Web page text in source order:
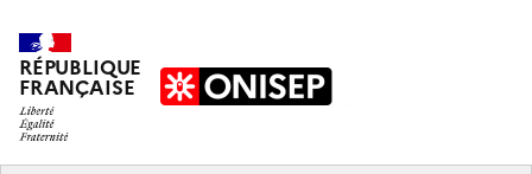
RÉPUBLIQUE
FRANÇAISE